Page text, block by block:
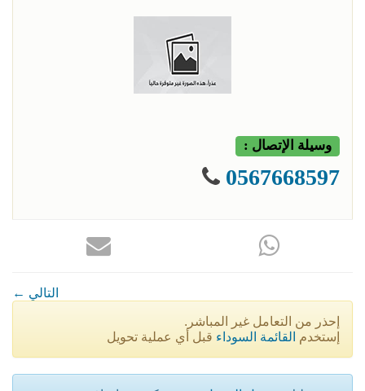
وسيلة الإتصال :
0567668597
← التالي
إحذر من التعامل غير المباشر.
إستخدم القائمة السوداء قبل أي عملية تحويل